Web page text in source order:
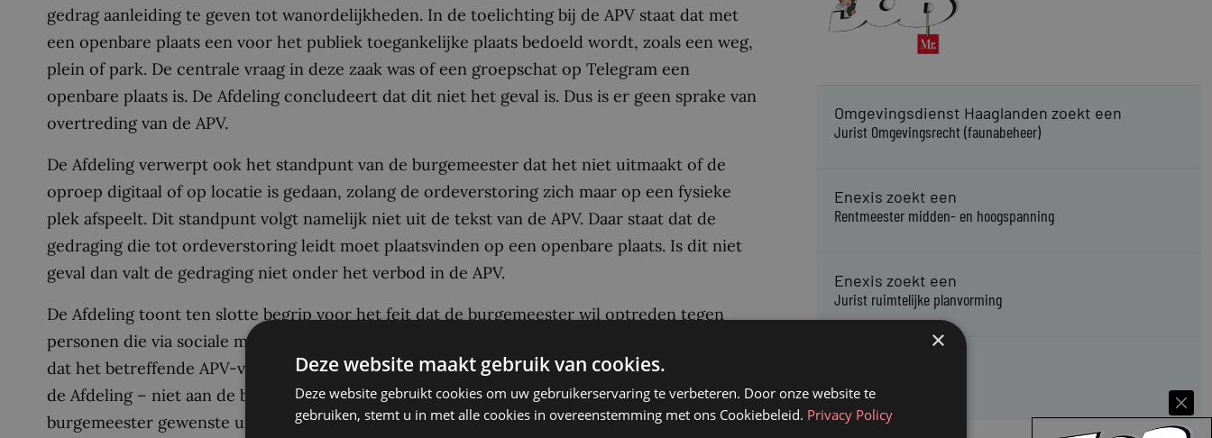
gedrag aanleiding te geven tot wanordelijkheden. In de toelichting bij de APV staat dat met
een openbare plaats een voor het publiek toegankelijke plaats bedoeld wordt, zoals een weg,
plein of park. De centrale vraag in deze zaak was of een groepschat op Telegram een
openbare plaats is. De Afdeling concludeert dat dit niet het geval is. Dus is er geen sprake van
overtreding van de APV.
De Afdeling verwerpt ook het standpunt van de burgemeester dat het niet uitmaakt of de
oproep digitaal of op locatie is gedaan, zolang de ordeverstoring zich maar op een fysieke
plek afspeelt. Dit standpunt volgt namelijk niet uit de tekst van de APV. Daar staat dat de
gedraging die tot ordeverstoring leidt moet plaatsvinden op een openbare plaats. Is dit niet
geval dan valt de gedraging niet onder het verbod in de APV.
De Afdeling toont ten slotte begrip voor het feit dat de burgemeester wil optreden tegen
personen die via sociale media oproepen of aanzetten tot ordeverstoring. Maar benadrukt
dat het betreffende APV-voorschrift daarvoor niet gebruikt kan worden. Het is – zo oordeelt
de Afdeling – niet aan de bestuursrechter om desondanks uit te gaan van de door de
burgemeester gewenste uitleg van de APV. Het is aan de wetgever om een voorschrift vast te
Omgevingsdienst Haaglanden zoekt een
Jurist Omgevingsrecht (faunabeheer)
Enexis zoekt een
Rentmeester midden- en hoogspanning
Enexis zoekt een
Jurist ruimtelijke planvorming
×
Deze website maakt gebruik van cookies.
Deze website gebruikt cookies om uw gebruikerservaring te verbeteren. Door onze website te
gebruiken, stemt u in met alle cookies in overeenstemming met ons Cookiebeleid. Privacy Policy